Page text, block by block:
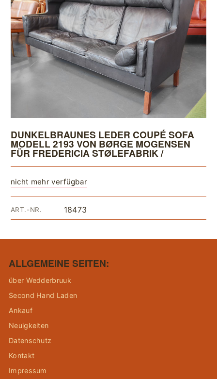
DUNKELBRAUNES LEDER COUPÉ SOFA
MODELL 2193 VON BØRGE MOGENSEN
FÜR FREDERICIA STØLEFABRIK /
nicht mehr verfügbar
ART.-NR. 18473
ALLGEMEINE SEITEN:
über Wedderbruuk
Second Hand Laden
Ankauf
Neuigkeiten
Datenschutz
Kontakt
Impressum